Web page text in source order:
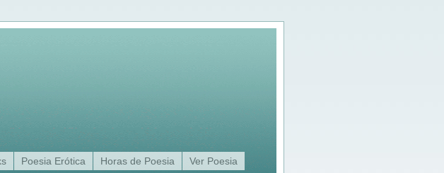
Poesia Erótica Horas de Poesia Ver Poesia